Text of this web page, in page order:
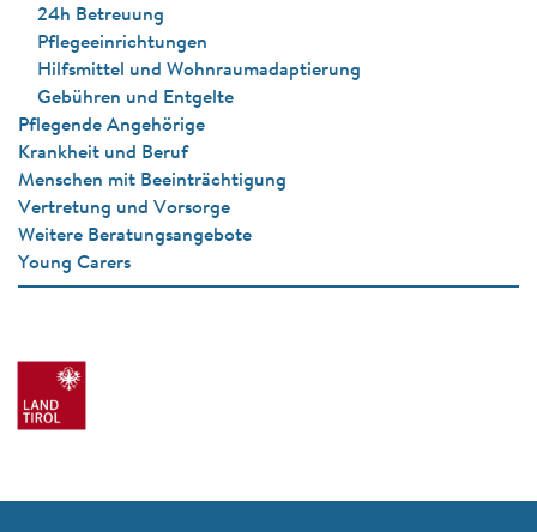
24h Betreuung
Pflegeeinrichtungen
Hilfsmittel und Wohnraumadaptierung
Gebühren und Entgelte
Pflegende Angehörige
Krankheit und Beruf
Menschen mit Beeinträchtigung
Vertretung und Vorsorge
Weitere Beratungsangebote
Young Carers